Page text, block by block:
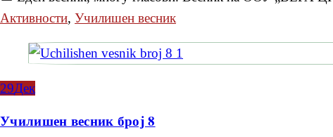
Активности, Училишен весник
29Дек
Училишен весник број 8